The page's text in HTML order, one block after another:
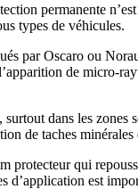
permanente
types de véhicules.
par Oscaro ou
de micro-
dans les
de taches minérales
qui
d’application est